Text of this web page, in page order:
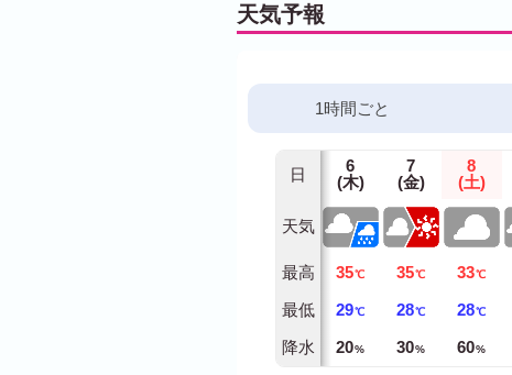
天気予報
1時間ごと
日
天気
最高
最低
降水
6
(木)
35℃
29℃
20%
7
(金)
35℃
28℃
30%
8
(土)
33℃
28℃
60%